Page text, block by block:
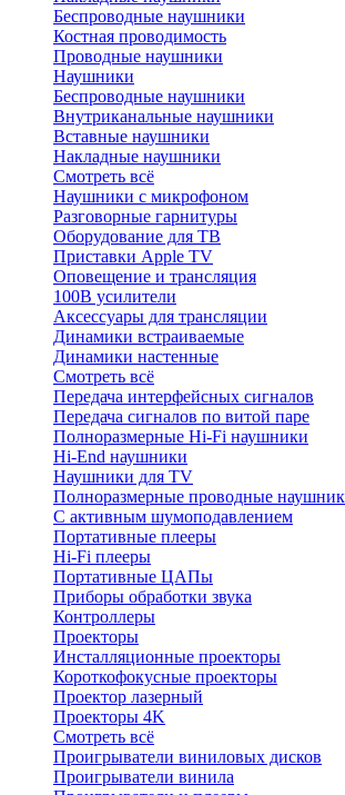
Беспроводные наушники
Костная проводимость
Проводные наушники
Наушники
Беспроводные наушники
Внутриканальные наушники
Вставные наушники
Накладные наушники
Смотреть всё
Наушники с микрофоном
Разговорные гарнитуры
Оборудование для ТВ
Приставки Apple TV
Оповещение и трансляция
100В усилители
Аксессуары для трансляции
Динамики встраиваемые
Динамики настенные
Смотреть всё
Передача интерфейсных сигналов
Передача сигналов по витой паре
Полноразмерные Hi-Fi наушники
Hi-End наушники
Наушники для TV
Полноразмерные проводные
С активным шумоподавлением
Портативные плееры
Hi-Fi плееры
Портативные ЦАПы
Приборы обработки звука
Контроллеры
Проекторы
Инсталляционные проекторы
Короткофокусные проекторы
Проектор лазерный
Проекторы 4K
Смотреть всё
Проигрыватели виниловых дисков
Проигрыватели винила